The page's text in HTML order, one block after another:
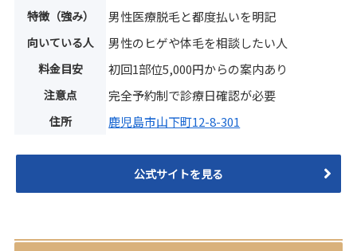
特徴（強み） 男性医療脱毛と都度払いを明記
向いている人 男性のヒゲや体毛を相談したい人
料金目安 初回1部位5,000円からの案内あり
注意点 完全予約制で診療日確認が必要
住所 鹿児島市山下町12-8-301
公式サイトを見る